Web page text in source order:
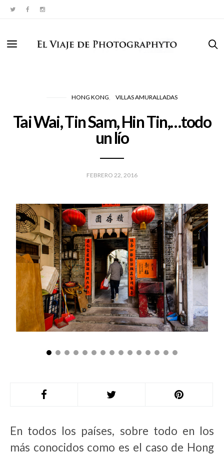
HONG KONG VILLAS AMURALLADAS
Tai Wai, Tin Sam, Hin Tin,…todo
un lío
FEBRERO 22, 2016
En todos los países, sobre todo en los
más conocidos como es el caso de Hong